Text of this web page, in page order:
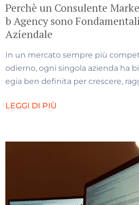
Perchè un Consulente
b Agency sono
Aziendale
In un mercato sempre più
odierno, ogni singola azienda ha
egia ben definita per crescere,
LEGGI DI PIÙ